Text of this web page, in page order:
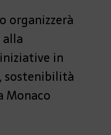
organizzerà
in
sostenibilità
Monaco